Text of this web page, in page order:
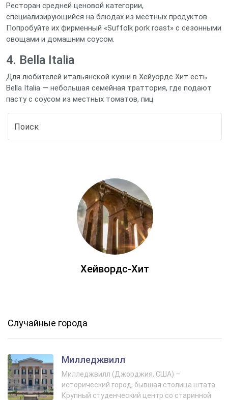
Ресторан средней ценовой категории,
специализирующийся на блюдах из местных продуктов.
Попробуйте их фирменный «Suffolk pork roast» с сезонными
овощами и домашним соусом.
4. Bella Italia
Для любителей итальянской кухни в Хейуордс Хит есть
Bella Italia — небольшая семейная траттория, где подают
пасту с соусом из местных томатов, пиц
Хейвордс‑Хит
Случайные города
Милледжвилл
Милледжвилл (Джорджия, США) –
исторический город, бывшая столица штата.
Крупный студенческий центр со старинной